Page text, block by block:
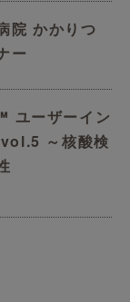
院 かかりつ
ー
ユーザーイン
～核酸検